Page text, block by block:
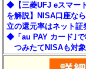
◆【三菱UFJ eスマー
を解説】NISA口座な
立の還元率はネット証
◆「au PAY カード｣で
つみたてNISAも対象